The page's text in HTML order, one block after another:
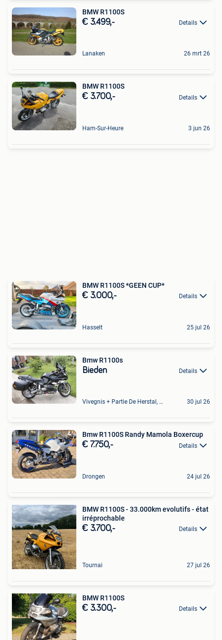
BMW R1100S
€ 3.499,- Details
Lanaken 26 mrt 26
BMW R1100S
€ 3.700,- Details
Ham-Sur-Heure 3 jun 26
BMW R1100S *GEEN CUP*
€ 3.000,- Details
Hasselt 25 jul 26
Bmw R1100s
Bieden Details
Vivegnis + Partie De Herstal, Wandre Et Cheratte 30 jul 26
Bmw R1100S Randy Mamola Boxercup
€ 7.750,- Details
Drongen 24 jul 26
BMW R1100S - 33.000km evolutifs - état
irréprochable
€ 3.700,- Details
Tournai 27 jul 26
BMW R1100S
€ 3.300,- Details